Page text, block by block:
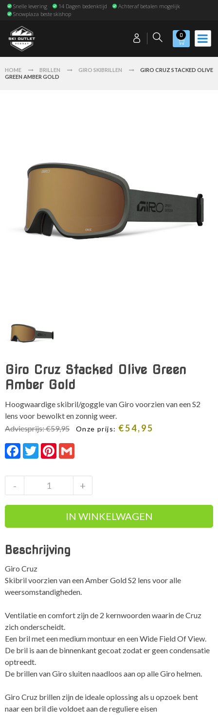
Snelle levering 14 Dagen bedenktijd
Achteraf betalen mogelijk
Snowplaza beste skishop
0
HOME BRILLEN GIRO SKIBRILLEN
GIRO CRUZ STACKED OLIVE
GREEN AMBER GOLD
Giro Cruz Stacked Olive Green
Amber Gold
Hoogwaardige skibril/goggle van Giro voorzien van een S2
lens voor bewolkt en zonnig weer.
Adviesprijs:€59,95
Oorspronkelijke
Onze prijs: €54,95
Facebook
TwitterPinterest
Cruz
Stacked
Green
Gold
+
-
IN WINKELWAGEN
Beschrijving
Giro Cruz
Skibril voorzien van een Amber Gold S2 lens voor alle
weersomstandigheden.
Ventilatie en comfort zijn de 2 kernwoorden waarin de Cruz
zich onderscheidt.
Een bril met een medium montuur en een Wide Field Of View.
De bril is aan de binnenkant gecoat zodat er geen condensatie
optreedt.
De brillen van Giro sluiten naadloos aan op alle Giro helmen.
Giro Cruz brillen zijn de ideale oplossing als u opzoek bent
naar een bril die voldoet aan de reguliere eisen